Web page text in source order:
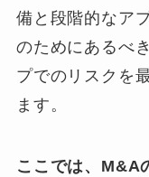
備と段階的なア
のためにあるべ
プでのリスクを
ます。
ここでは、M&A